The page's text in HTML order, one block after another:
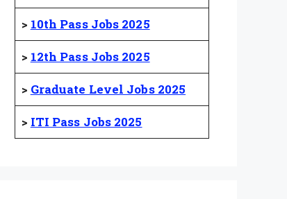
> 10th Pass Jobs 2025
> 12th Pass Jobs 2025
> Graduate Level Jobs 2025
> ITI Pass Jobs 2025